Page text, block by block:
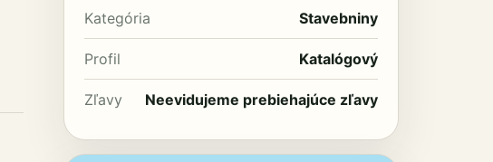
Kategória Stavebniny
Profil Katalógový
Zľavy Neevidujeme prebiehajúce zľavy